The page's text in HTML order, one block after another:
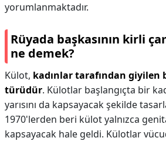
yorumlanmaktadır.
Rüyada başkasının kirli
ne demek?
Külot, kadınlar tarafından giyilen
türüdür. Külotlar başlangıçta bir
yarısını da kapsayacak şekilde
1970'lerden beri külot yalnızca
kapsayacak hale geldi. Külotlar